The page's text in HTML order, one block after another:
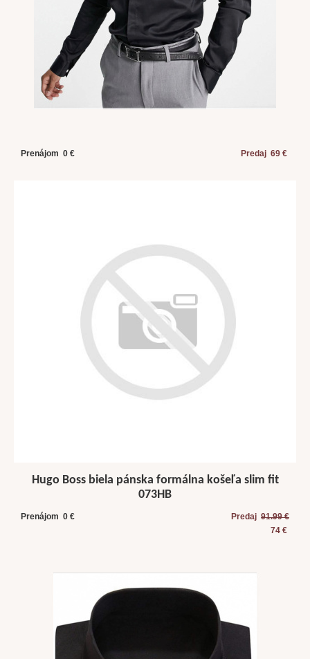
Prenájom 0 € Predaj 69 €
Hugo Boss biela pánska formálna košeľa slim fit
073HB
Prenájom 0 € Predaj 91.99 €
74 €